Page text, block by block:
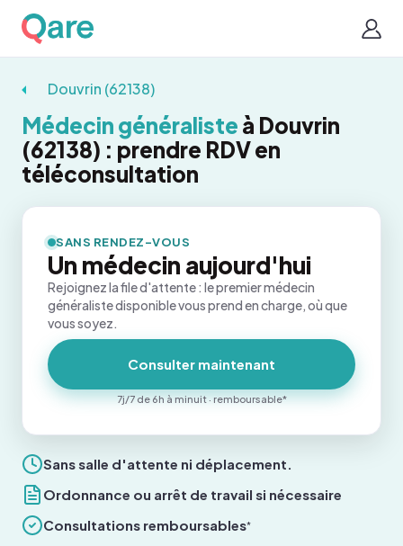
Douvrin (62138)
Médecin généraliste à Douvrin
(62138) : prendre RDV en
téléconsultation
Sans salle d'attente ni déplacement.
Ordonnance ou arrêt de travail si nécessaire
Consultations remboursables*
SANS RENDEZ-VOUS
Un médecin aujourd'hui
Rejoignez la file d'attente : le premier médecin
généraliste disponible vous prend en charge, où que
vous soyez.
Consulter maintenant
7j/7 de 6h à minuit · remboursable*